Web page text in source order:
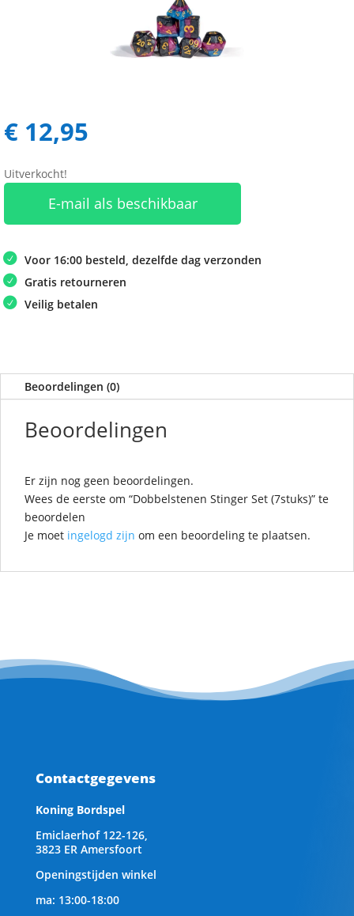
€ 12,95
Uitverkocht!
E-mail als beschikbaar
Voor 16:00 besteld, dezelfde dag verzonden
Gratis retourneren
Veilig betalen
Beoordelingen (0)
Beoordelingen
Er zijn nog geen beoordelingen.
Wees de eerste om “Dobbelstenen Stinger Set (7stuks)” te
beoordelen
Je moet ingelogd zijn om een beoordeling te plaatsen.
Contactgegevens
Koning Bordspel
Emiclaerhof 122-126,
3823 ER Amersfoort
Openingstijden winkel
ma: 13:00-18:00